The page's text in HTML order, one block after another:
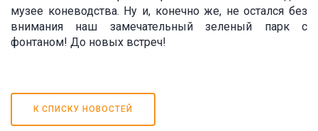
музее коневодства. Ну и, конечно же, не остался без
внимания наш замечательный зеленый парк с
фонтаном! До новых встреч!
К СПИСКУ НОВОСТЕЙ